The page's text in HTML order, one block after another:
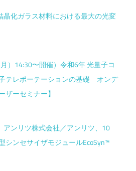
晶化ガラス材料における最大の光変
）14:30〜開催）令和6年 光量子コ
テレポーテーションの基礎 オンデ
ーセミナー】
アンリツ株式会社／アンリツ、10
シンセサイザモジュールEcoSyn™